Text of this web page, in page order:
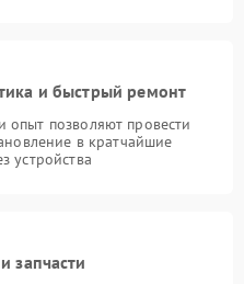
и быстрый ремонт
позволяют провести
в кратчайшие
устройства
запчасти